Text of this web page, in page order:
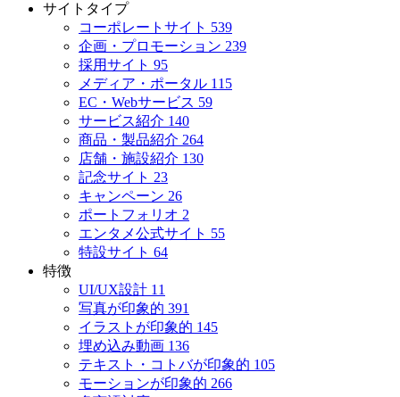
サイトタイプ
コーポレートサイト 539
企画・プロモーション 239
採用サイト 95
メディア・ポータル 115
EC・Webサービス 59
サービス紹介 140
商品・製品紹介 264
店舗・施設紹介 130
記念サイト 23
キャンペーン 26
ポートフォリオ 2
エンタメ公式サイト 55
特設サイト 64
特徴
UI/UX設計 11
写真が印象的 391
イラストが印象的 145
埋め込み動画 136
テキスト・コトバが印象的 105
モーションが印象的 266